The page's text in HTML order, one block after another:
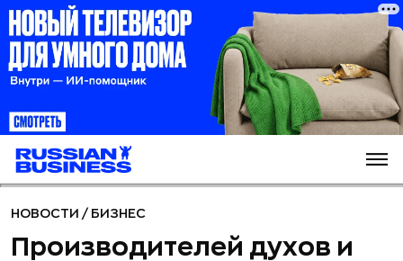
НОВОСТИ / БИЗНЕС
Производителей духов и